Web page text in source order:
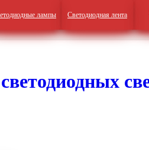
лампы Светодиодная лента